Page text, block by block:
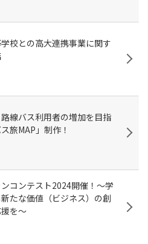
校との高大連携事業に関す
線バス利用者の増加を目指
旅MAP」制作！
コンテスト2024開催！～学
たな価値（ビジネス）の創
を～